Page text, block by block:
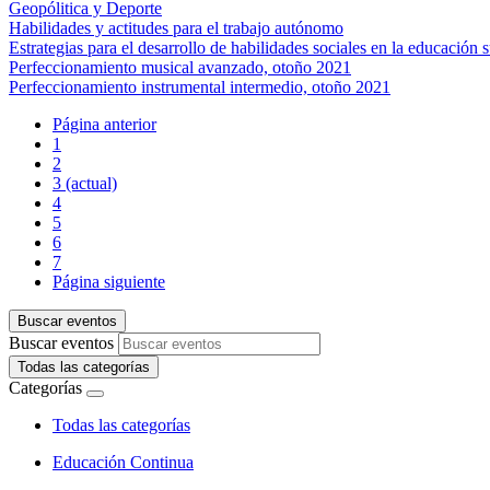
Geopólitica y Deporte
Habilidades y actitudes para el trabajo autónomo
Estrategias para el desarrollo de habilidades sociales en la educación
Perfeccionamiento musical avanzado, otoño 2021
Perfeccionamiento instrumental intermedio, otoño 2021
Página anterior
1
2
3 (actual)
4
5
6
7
Página siguiente
Buscar eventos
Buscar eventos
Todas las categorías
Categorías
Todas las categorías
Educación Continua